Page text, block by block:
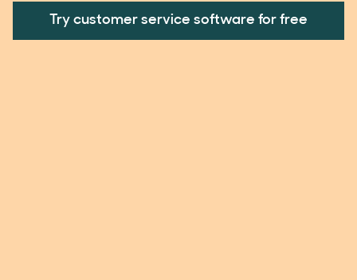
Try customer service software for free